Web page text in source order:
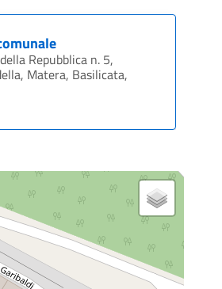
Repubblica n. 5,
Matera, Basilicata,